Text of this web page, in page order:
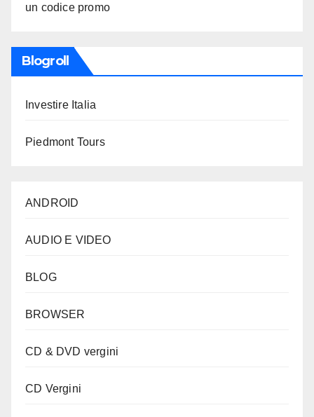
un codice promo
Blogroll
Investire Italia
Piedmont Tours
ANDROID
AUDIO E VIDEO
BLOG
BROWSER
CD & DVD vergini
CD Vergini